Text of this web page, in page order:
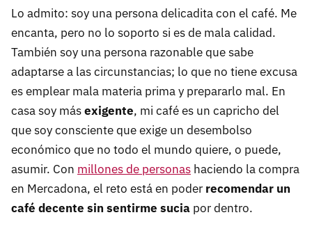
Lo admito: soy una persona delicadita con el café. Me
encanta, pero no lo soporto si es de mala calidad.
También soy una persona razonable que sabe
adaptarse a las circunstancias; lo que no tiene excusa
es emplear mala materia prima y prepararlo mal. En
casa soy másexigente, mi café es un capricho del
que soy consciente que exige un desembolso
económico que no todo el mundo quiere, o puede,
asumir. Con millones de personas haciendo la compra
en Mercadona, el reto está en poder recomendar un
café decente sin sentirme sucia por dentro.